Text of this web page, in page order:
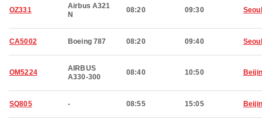
OZ331
Airbus A321
N
08:20 09:30 Seoul
CA5002 Boeing 787 08:20 09:40 Seoul
OM5224
AIRBUS
A330-300
08:40 10:50
SQ805 - 08:55 15:05